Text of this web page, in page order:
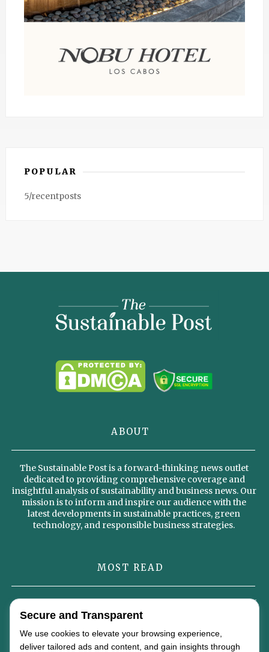
POPULAR
5/recentposts
ABOUT
The Sustainable Post is a forward-thinking news outlet
dedicated to providing comprehensive coverage and
insightful analysis of sustainability and business news. Our
mission is to inform and inspire our audience with the
latest developments in sustainable practices, green
technology, and responsible business strategies.
MOST READ
Omterra’s New Identity Signals a Strategic Vision for the Future of
Global Energy
Why Sustainable Diets Could Become the Foundation of the Global
Secure and Transparent
We use cookies to elevate your browsing experience,
deliver tailored ads and content, and gain insights through